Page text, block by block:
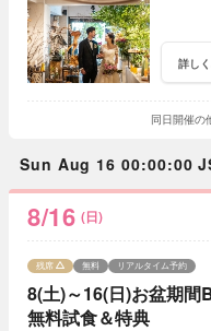
詳し
同日開催の
Sun Aug 16 00:00:00
8/16 (日)
8(土)～16(日)お盆期
無料試食＆特典
残席 無料 リアルタイム予約